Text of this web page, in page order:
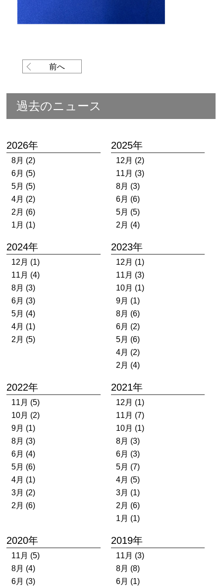
前へ
過去のニュース
2026年
8月 (2)
6月 (5)
5月 (5)
4月 (2)
2月 (6)
1月 (1)
2025年
12月 (2)
11月 (3)
8月 (3)
6月 (6)
5月 (5)
2月 (4)
2024年
12月 (1)
11月 (4)
8月 (3)
6月 (3)
5月 (4)
4月 (1)
2月 (5)
2023年
12月 (1)
11月 (3)
10月 (1)
9月 (1)
8月 (6)
6月 (2)
5月 (6)
4月 (2)
2月 (4)
2022年
11月 (5)
10月 (2)
9月 (1)
8月 (3)
6月 (4)
5月 (6)
4月 (1)
3月 (2)
2月 (6)
2021年
12月 (1)
11月 (7)
10月 (1)
8月 (3)
6月 (3)
5月 (7)
4月 (5)
3月 (1)
2月 (6)
1月 (1)
2020年
11月 (5)
8月 (4)
6月 (3)
2019年
11月 (3)
8月 (8)
6月 (1)